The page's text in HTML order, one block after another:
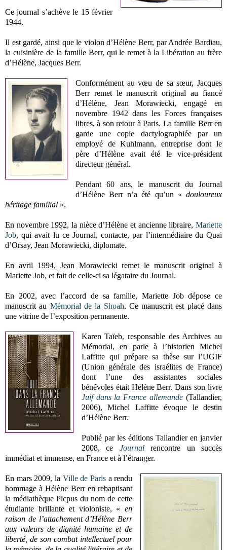
Ce journal s’achève le 15 février
1944.
Il est gardé, ainsi que le violon d’Hélène Berr, par Andrée Bardiau,
la cuisinière de la famille Berr, qui le remet à la Libération au frère
d’Hélène, Jacques Berr.
Conformément au vœu de sa sœur, Jacques
Berr remet le manuscrit original au fiancé
d’Hélène, Jean Morawiecki, engagé en
novembre 1942 dans les Forces françaises
libres, à son retour à Paris. La famille Berr en
garde une copie dactylographiée par un
employé de Kuhlmann, entreprise dont le
père d’Hélène avait été le vice-président
directeur général.
Pendant 60 ans, le manuscrit du Journal
d’Hélène Berr n’a été qu’un « douloureux
héritage familial ».
En novembre 1992, la nièce d’Hélène et ancienne libraire, Mariette
Job, qui avait lu ce Journal, contacte, par l’intermédiaire du Quai
d’Orsay, Jean Morawiecki, diplomate.
En avril 1994, Jean Morawiecki remet le manuscrit original à
Mariette Job, et fait de celle-ci sa légataire du Journal.
En 2002, avec l’accord de sa famille, Mariette Job dépose ce
manuscrit au Mémorial de la Shoah. Ce manuscrit est placé dans
une vitrine de l’exposition permanente.
Karen Taïeb, responsable des Archives au
Mémorial, en parle à l’historien Michel
Laffitte qui prépare sa thèse sur l’UGIF
(Union générale des israélites de France)
dont l’une des assistantes sociales
bénévoles était Hélène Berr. Dans son livre
Juif dans la France allemande (Tallandier,
2006), Michel Laffitte évoque le destin
d’Hélène Berr.
Publié par les éditions Tallandier en janvier
2008, ce Journalrencontre un succès
immédiat et immense, en France et à l’étranger.
En mars 2009, la Ville de Parisa rendu
hommage à Hélène Berr en rebaptisant
la médiathèque Picpus du nom de cette
étudiante brillante et violoniste, «en
raison de l’attachement d’Hélène Berr
aux valeurs de dignité humaine et de
liberté, de son combat intellectuel pour